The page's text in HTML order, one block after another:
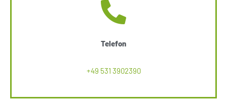
Telefon
+49 531 3902390